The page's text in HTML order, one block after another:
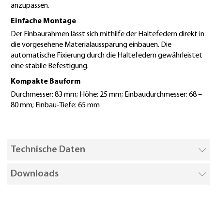
anzupassen.
Einfache Montage
Der Einbaurahmen lässt sich mithilfe der Haltefedern direkt in
die vorgesehene Materialaussparung einbauen. Die
automatische Fixierung durch die Haltefedern gewährleistet
eine stabile Befestigung.
Kompakte Bauform
Durchmesser: 83 mm; Höhe: 25 mm; Einbaudurchmesser: 68 –
80 mm; Einbau-Tiefe: 65 mm
Technische Daten
Downloads